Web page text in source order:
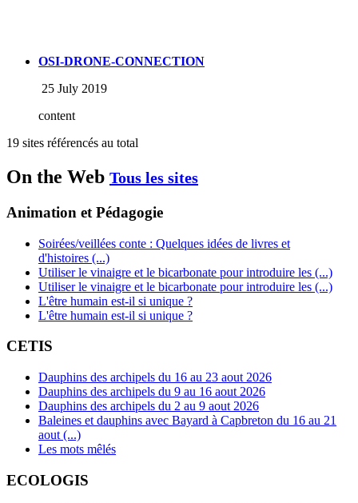
OSI-DRONE-CONNECTION
25 July 2019
content
19 sites référencés au total
On the Web Tous les sites
Animation et Pédagogie
Soirées/veillées conte : Quelques idées de livres et
d'histoires (...)
Utiliser le vinaigre et le bicarbonate pour introduire les (...)
Utiliser le vinaigre et le bicarbonate pour introduire les (...)
L'être humain est-il si unique ?
L'être humain est-il si unique ?
CETIS
Dauphins des archipels du 16 au 23 aout 2026
Dauphins des archipels du 9 au 16 aout 2026
Dauphins des archipels du 2 au 9 aout 2026
Baleines et dauphins avec Bayard à Capbreton du 16 au 21
aout (...)
Les mots mêlés
ECOLOGIS